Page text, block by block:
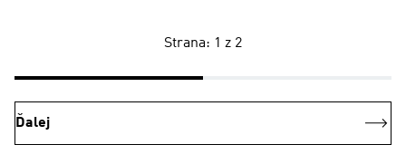
Strana: 1 z 2
Ďalej